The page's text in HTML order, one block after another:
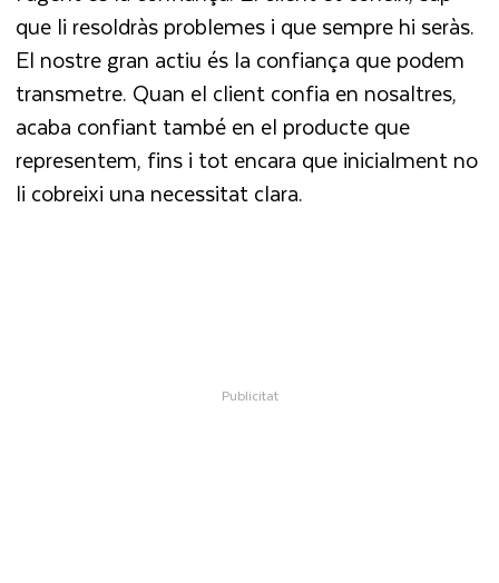
que li resoldràs problemes i que sempre hi seràs.
El nostre gran actiu és la confiança que podem
transmetre. Quan el client confia en nosaltres,
acaba confiant també en el producte que
representem, fins i tot encara que inicialment no
li cobreixi una necessitat clara.